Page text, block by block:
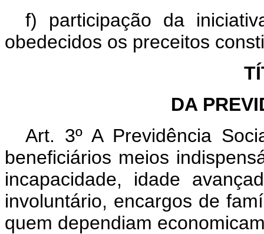
f) participação da
obedecidos os preceitos
DA
Art. 3º A Previdência
beneficiários meios
incapacidade, idade
involuntário, encargos de
quem dependiam